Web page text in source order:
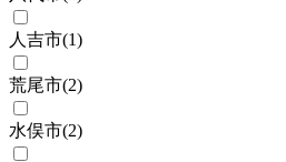
人吉市(1)
荒尾市(2)
水俣市(2)